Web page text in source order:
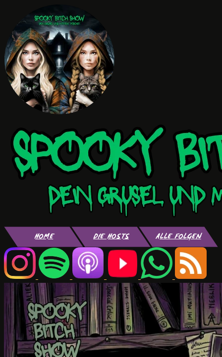
HOME DIE HOSTS ALLE FOLGEN